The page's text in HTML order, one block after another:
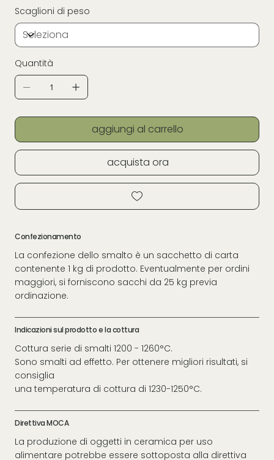
Scaglioni di peso
Quantità
aggiungi al carrello
acquista ora
Confezionamento
La confezione dello smalto è un sacchetto di carta
contenente 1 kg di prodotto. Eventualmente per ordini
maggiori, si forniscono sacchi da 25 kg previa
ordinazione.
Indicazioni sul prodotto e la cottura
Cottura serie di smalti 1200 - 1260°C.
Sono smalti ad effetto. Per ottenere migliori risultati, si
consiglia
una temperatura di cottura di 1230-1250°C.
Direttiva MOCA
La produzione di oggetti in ceramica per uso
alimentare potrebbe essere sottoposta alla direttiva